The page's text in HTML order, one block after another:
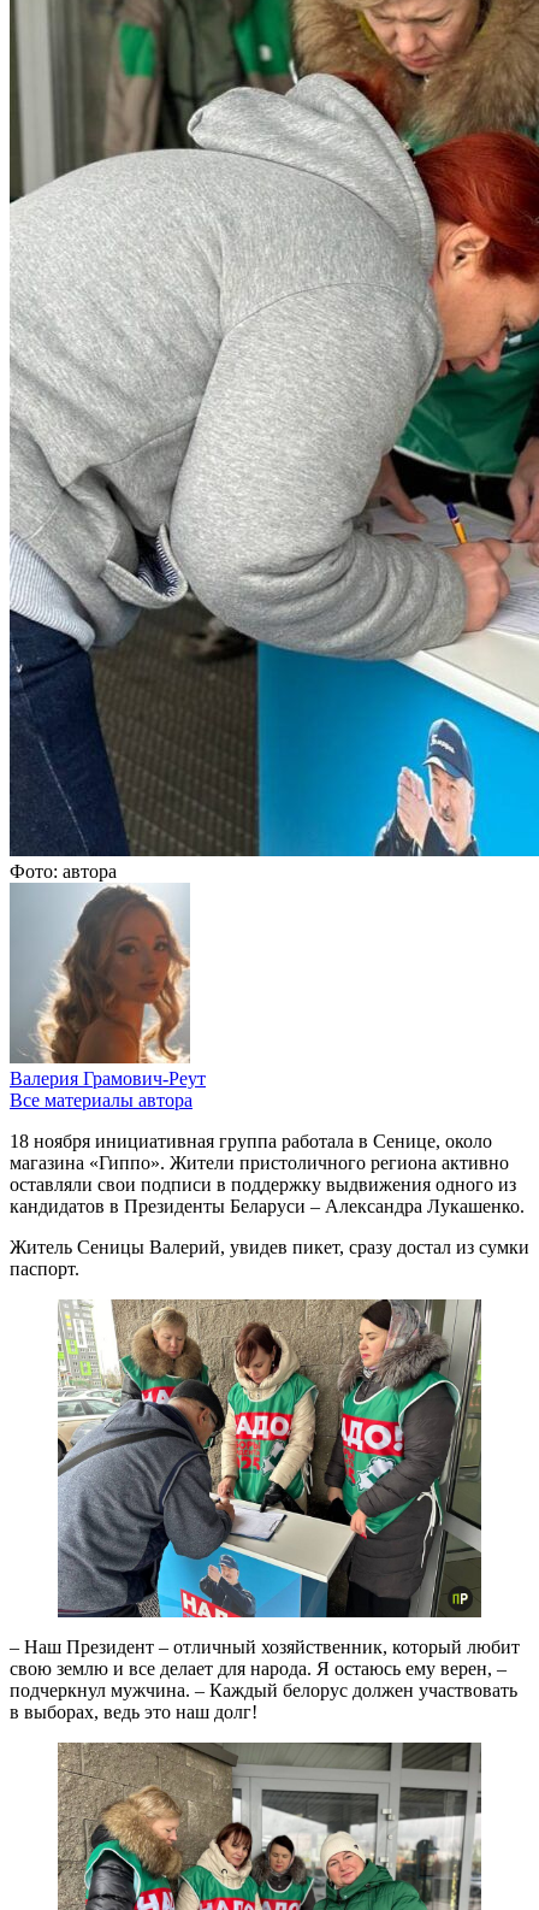
Фото: автора
Валерия Грамович-Реут
Все материалы автора
18 ноября инициативная группа работала в Сенице, около
магазина «Гиппо». Жители пристоличного региона активно
оставляли свои подписи в поддержку выдвижения одного из
кандидатов в Президенты Беларуси – Александра Лукашенко.
Житель Сеницы Валерий, увидев пикет, сразу достал из сумки
паспорт.
– Наш Президент – отличный хозяйственник, который любит
свою землю и все делает для народа. Я остаюсь ему верен, –
подчеркнул мужчина. – Каждый белорус должен участвовать
в выборах, ведь это наш долг!